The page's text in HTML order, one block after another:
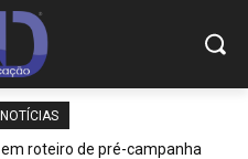
roteiro de pré-campanha